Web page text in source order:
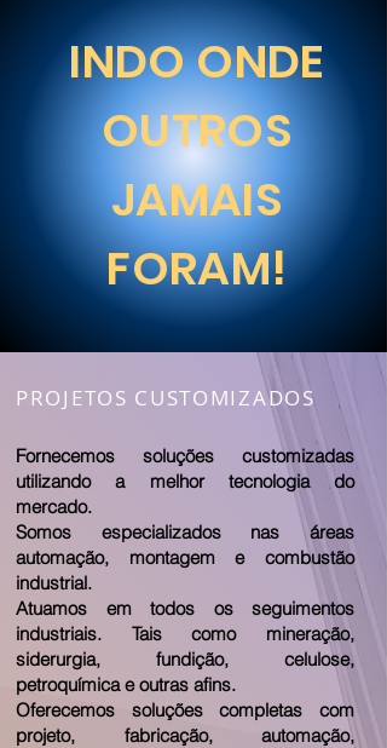
INDO ONDE
OUTROS
JAMAIS
FORAM!
PROJETOS CUSTOMIZADOS
Fornecemos soluções customizadas
utilizando a melhor tecnologia do
mercado.
Somos especializados nas áreas
automação, montagem e combustão
industrial.
Atuamos em todos os seguimentos
industriais. Tais como mineração,
siderurgia, fundição, celulose,
petroquímica e outras afins.
Oferecemos soluções completas com
projeto, fabricação, automação,